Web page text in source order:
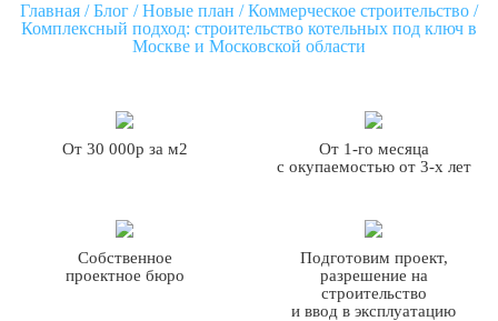
Главная /Блог /Новые план /Коммерческое строительство /
Комплексный подход: строительство котельных под ключ в
Москве и Московской области
От 30 000р за м2
От 1-го месяца
с окупаемостью от 3-х лет
Собственное
проектное бюро
Подготовим проект,
разрешение на
строительство
и ввод в эксплуатацию